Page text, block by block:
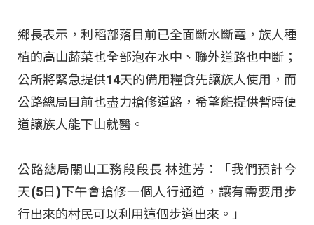
鄉長表示，利稻部落目前已全面斷水斷電，族人種
植的高山蔬菜也全部泡在水中、聯外道路也中斷；
公所將緊急提供14天的備用糧食先讓族人使用，而
公路總局目前也盡力搶修道路，希望能提供暫時便
道讓族人能下山就醫。
公路總局關山工務段段長 林進芳：「我們預計今
天(5日)下午會搶修一個人行通道，讓有需要用步
行出來的村民可以利用這個步道出來。」